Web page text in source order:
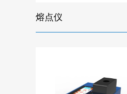
熔点仪